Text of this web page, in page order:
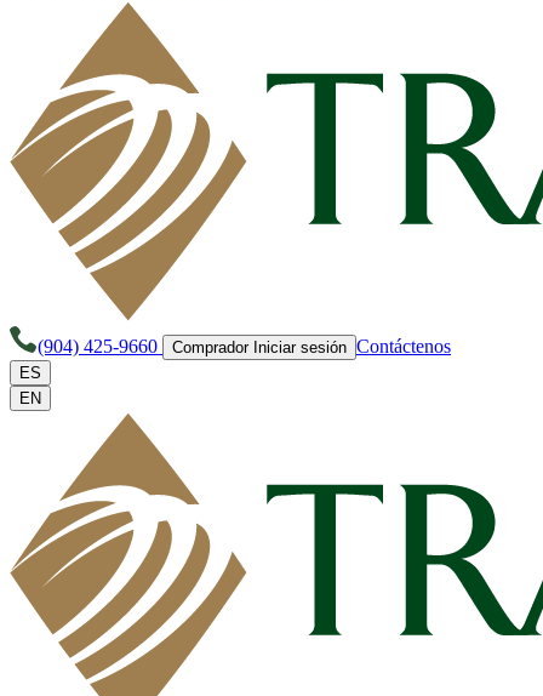
(904) 425-9660 Comprador Iniciar sesión Contáctenos
ES
EN